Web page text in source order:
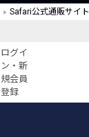
Safari公式通販サイト
ログイ
ン・新
規会員
登録